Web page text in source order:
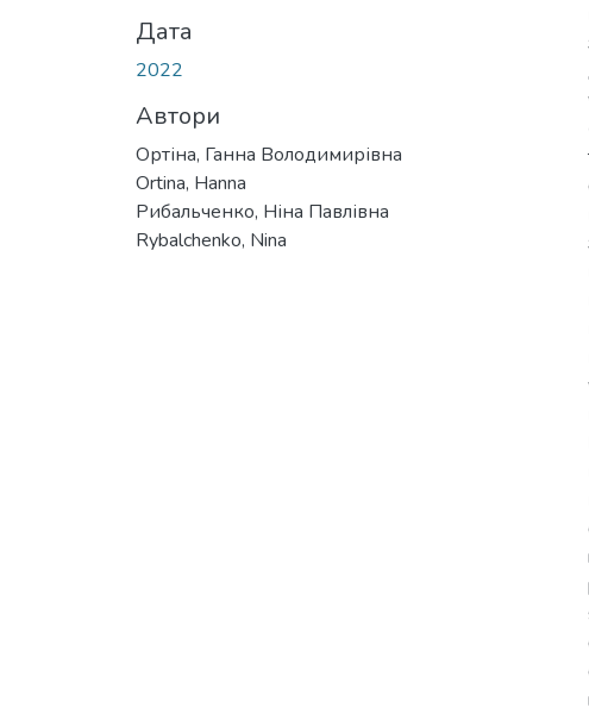
Дата
2022
Автори
Ортіна, Ганна Володимирівна
Ortina, Hanna
Рибальченко, Ніна Павлівна
Rybalchenko, Nina